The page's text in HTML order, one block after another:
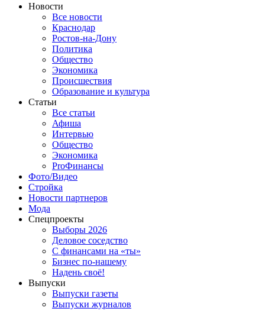
Новости
Все новости
Краснодар
Ростов-на-Дону
Политика
Общество
Экономика
Происшествия
Образование и культура
Статьи
Все статьи
Афиша
Интервью
Общество
Экономика
ProФинансы
Фото/Видео
Стройка
Новости партнеров
Мода
Спецпроекты
Выборы 2026
Деловое соседство
С финансами на «ты»
Бизнес по-нашему
Надень своё!
Выпуски
Выпуски газеты
Выпуски журналов